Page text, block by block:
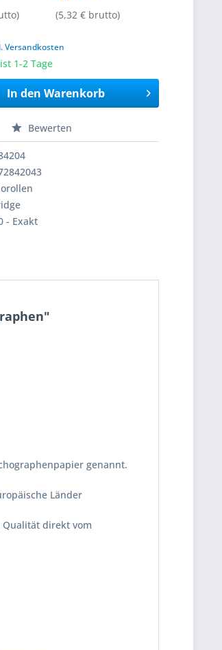
(5,32 € brutto)
Versandkosten
1-2 Tage
In den Warenkorb
Bewerten
- Exakt
genannt.
Länder
direkt vom